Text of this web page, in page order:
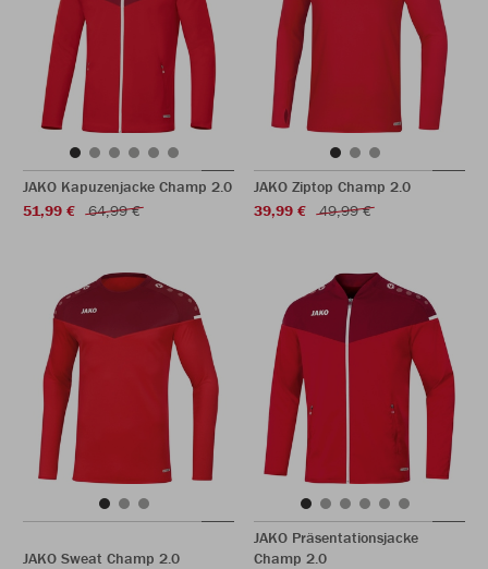
JAKO Kapuzenjacke Champ 2.0
51,99 €
64,99 €
JAKO Ziptop Champ 2.0
39,99 €
49,99 €
JAKO Sweat Champ 2.0
JAKO Präsentationsjacke
Champ 2.0